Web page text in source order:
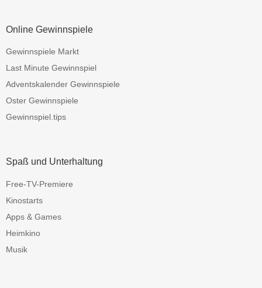
Online Gewinnspiele
Gewinnspiele Markt
Last Minute Gewinnspiel
Adventskalender Gewinnspiele
Oster Gewinnspiele
Gewinnspiel.tips
Spaß und Unterhaltung
Free-TV-Premiere
Kinostarts
Apps & Games
Heimkino
Musik